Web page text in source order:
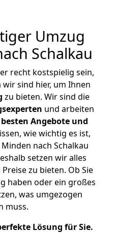
Umzug
Schalkau
recht kostspielig sein,
sind hier, um Ihnen
zu bieten. Wir sind die
und arbeiten
Angebote und
wie wichtig es ist,
nach Schalkau
setzen wir alles
zu bieten. Ob Sie
haben oder ein großes
was umgezogen
muss.
Lösung für Sie.